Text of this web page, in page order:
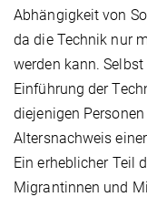
Abhängigkeit von
da die Technik nur
werden kann.
Einführung der
diejenigen
Altersnachweis
Ein erheblicher Teil
Migrantinnen und